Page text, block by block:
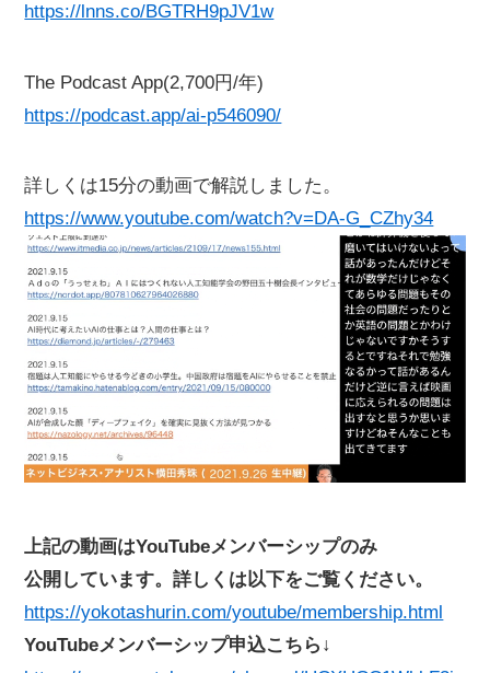
https://lnns.co/BGTRH9pJV1w
The Podcast Ap‪p(2,700円/年)
https://podcast.app/ai-p546090/
詳しくは15分の動画で解説しました。
https://www.youtube.com/watch?v=DA-G_CZhy34
上記の動画はYouTubeメンバーシップのみ
公開しています。詳しくは以下をご覧ください。
https://yokotashurin.com/youtube/membership.html
YouTubeメンバーシップ申込こちら↓